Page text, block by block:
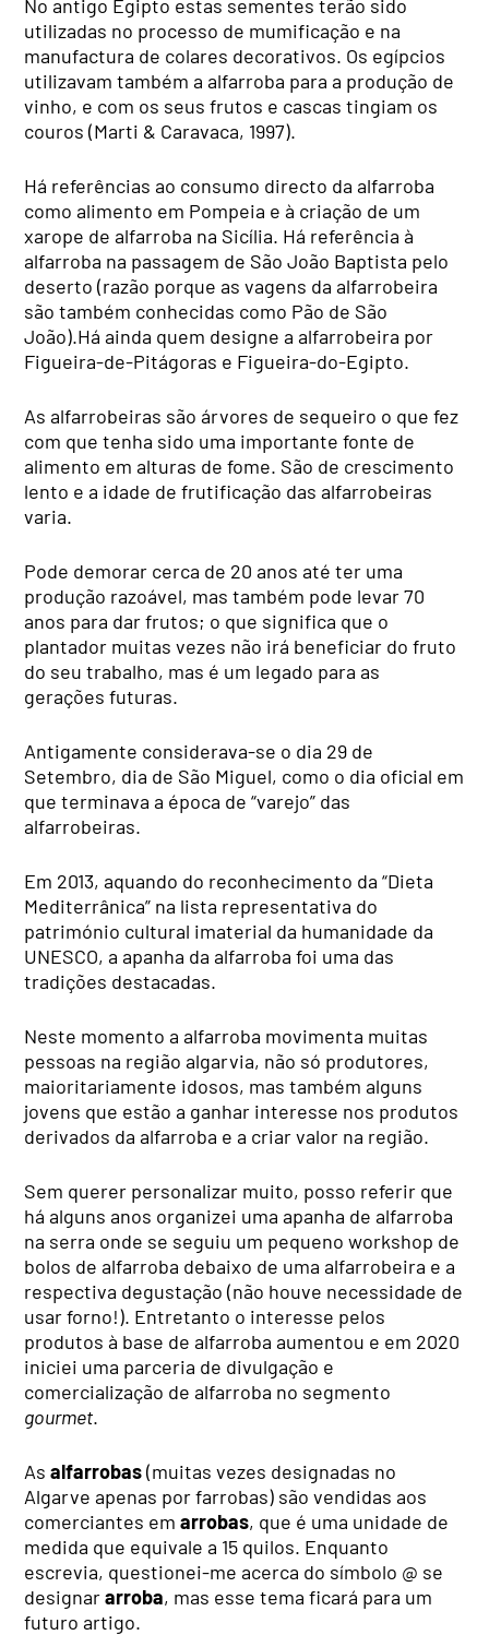
No antigo Egipto estas sementes terão sido
utilizadas no processo de mumificação e na
manufactura de colares decorativos. Os egípcios
utilizavam também a alfarroba para a produção de
vinho, e com os seus frutos e cascas tingiam os
couros (Marti & Caravaca, 1997).
Há referências ao consumo directo da alfarroba
como alimento em Pompeia e à criação de um
xarope de alfarroba na Sicília. Há referência à
alfarroba na passagem de São João Baptista pelo
deserto (razão porque as vagens da alfarrobeira
são também conhecidas como Pão de São
João).Há ainda quem designe a alfarrobeira por
Figueira-de-Pitágoras e Figueira-do-Egipto.
As alfarrobeiras são árvores de sequeiro o que fez
com que tenha sido uma importante fonte de
alimento em alturas de fome. São de crescimento
lento e a idade de frutificação das alfarrobeiras
varia.
Pode demorar cerca de 20 anos até ter uma
produção razoável, mas também pode levar 70
anos para dar frutos; o que significa que o
plantador muitas vezes não irá beneficiar do fruto
do seu trabalho, mas é um legado para as
gerações futuras.
Antigamente considerava-se o dia 29 de
Setembro, dia de São Miguel, como o dia oficial em
que terminava a época de “varejo” das
alfarrobeiras.
Em 2013, aquando do reconhecimento da “Dieta
Mediterrânica” na lista representativa do
património cultural imaterial da humanidade da
UNESCO, a apanha da alfarroba foi uma das
tradições destacadas.
Neste momento a alfarroba movimenta muitas
pessoas na região algarvia, não só produtores,
maioritariamente idosos, mas também alguns
jovens que estão a ganhar interesse nos produtos
derivados da alfarroba e a criar valor na região.
Sem querer personalizar muito, posso referir que
há alguns anos organizei uma apanha de alfarroba
na serra onde se seguiu um pequeno workshop de
bolos de alfarroba debaixo de uma alfarrobeira e a
respectiva degustação (não houve necessidade de
usar forno!). Entretanto o interesse pelos
produtos à base de alfarroba aumentou e em 2020
iniciei uma parceria de divulgação e
comercialização de alfarroba no segmento
gourmet.
Asalfarrobas(muitas vezes designadas no
Algarve apenas por farrobas) são vendidas aos
comerciantes emarrobas, que é uma unidade de
medida que equivale a 15 quilos. Enquanto
escrevia, questionei-me acerca do símbolo @ se
designararroba, mas esse tema ficará para um
futuro artigo.